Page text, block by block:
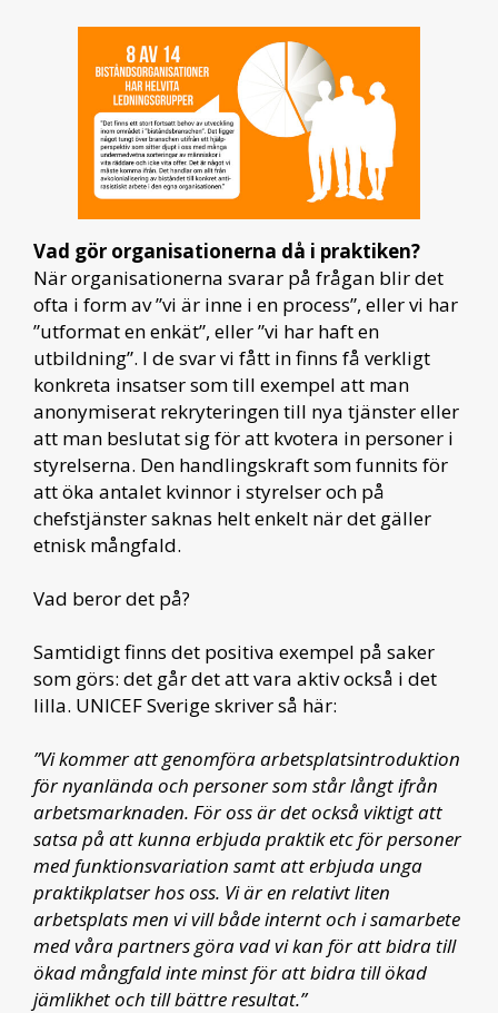
Vad gör organisationerna då i praktiken?
När organisationerna svarar på frågan blir det
ofta i form av ”vi är inne i en process”, eller vi har
”utformat en enkät”, eller ”vi har haft en
utbildning”. I de svar vi fått in finns få verkligt
konkreta insatser som till exempel att man
anonymiserat rekryteringen till nya tjänster eller
att man beslutat sig för att kvotera in personer i
styrelserna. Den handlingskraft som funnits för
att öka antalet kvinnor i styrelser och på
chefstjänster saknas helt enkelt när det gäller
etnisk mångfald.
Vad beror det på?
Samtidigt finns det positiva exempel på saker
som görs: det går det att vara aktiv också i det
lilla. UNICEF Sverige skriver så här:
”Vi kommer att genomföra arbetsplatsintroduktion
för nyanlända och personer som står långt ifrån
arbetsmarknaden. För oss är det också viktigt att
satsa på att kunna erbjuda praktik etc för personer
med funktionsvariation samt att erbjuda unga
praktikplatser hos oss. Vi är en relativt liten
arbetsplats men vi vill både internt och i samarbete
med våra partners göra vad vi kan för att bidra till
ökad mångfald inte minst för att bidra till ökad
jämlikhet och till bättre resultat.”